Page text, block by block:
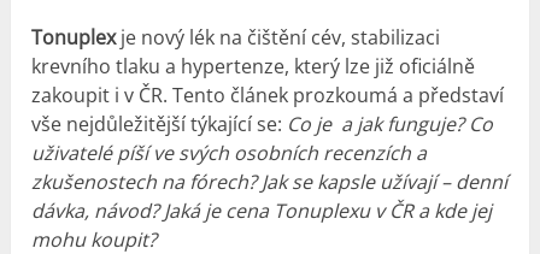
Tonuplexje nový lék na čištění cév, stabilizaci
krevního tlaku a hypertenze, který lze již oficiálně
zakoupit i v ČR. Tento článek prozkoumá a představí
vše nejdůležitější týkající se: Co je a jak funguje? Co
uživatelé píší ve svých osobních recenzích a
zkušenostech na fórech? Jak se kapsle užívají – denní
dávka, návod? Jaká je cena Tonuplexu v ČR a kde jej
mohu koupit?